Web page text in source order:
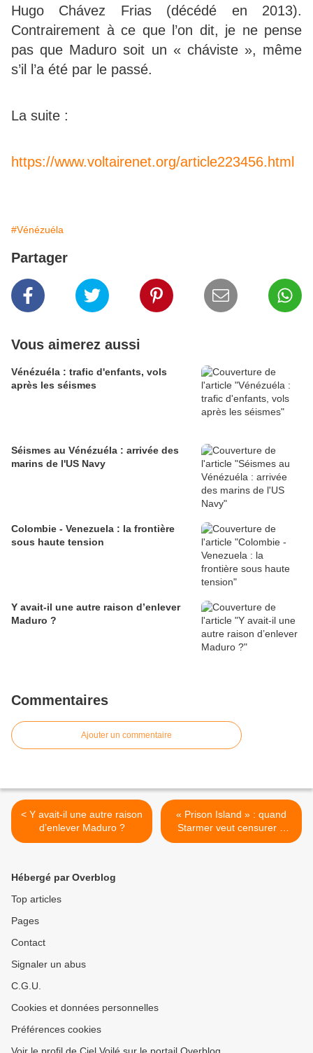
Hugo Chávez Frias (décédé en 2013).
Contrairement à ce que l’on dit, je ne pense
pas que Maduro soit un « cháviste », même
s’il l’a été par le passé.
La suite :
https://www.voltairenet.org/article223456.html
#Vénézuéla
Partager
Vous aimerez aussi
Vénézuéla : trafic d'enfants, vols
après les séismes
Séismes au Vénézuéla : arrivée des
marins de l'US Navy
Colombie - Venezuela : la frontière
sous haute tension
Y avait-il une autre raison d’enlever
Maduro ?
Commentaires
Ajouter un commentaire
< Y avait-il une autre raison
d’enlever Maduro ?
« Prison Island » : quand
Starmer veut censurer X
pour sauver son
Hébergé par Overblog
Top articles
Pages
Contact
Signaler un abus
C.G.U.
Cookies et données personnelles
Préférences cookies